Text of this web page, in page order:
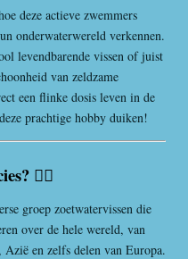
deze actieve zwemmers
onderwaterwereld verkennen.
levendbarende vissen of juist
van zeldzame
een flinke dosis leven in de
prachtige hobby duiken!
🕵️‍♂️
groep zoetwatervissen die
over de hele wereld, van
en zelfs delen van Europa.